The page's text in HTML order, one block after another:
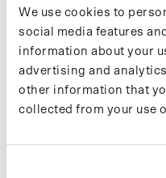
We use cookies to
social media features
information about your
advertising and
other information that
collected from your use
Clause de non-
condition ou assurance
contraire expresse, dans la
www.maium.nl et ses
autrement être implicites en